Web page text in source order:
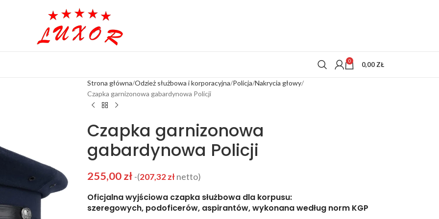
0 0,00 ZŁ
Strona główna Odzież służbowa i korporacyjna Policja Nakrycia głowy
Czapka garnizonowa gabardynowa Policji
Czapka garnizonowa
gabardynowa Policji
255,00zł -(207,32złnetto)
Oficjalna wyjściowa czapka służbowa dla korpusu:
szeregowych, podoficerów, aspirantów,wykonana według norm KGP